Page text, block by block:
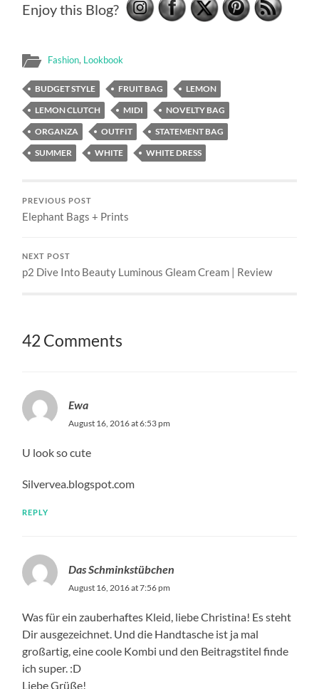
Enjoy this Blog?
Fashion, Lookbook
BUDGET STYLE FRUIT BAG
LEMON
LEMON CLUTCH
MIDI
NOVELTY BAG
ORGANZA
OUTFIT
STATEMENT BAG
SUMMER
WHITE WHITE DRESS
PREVIOUS POST
Elephant Bags + Prints
NEXT POST
p2 Dive Into Beauty Luminous Gleam Cream | Review
42 Comments
Ewa
August 16, 2016 at 6:53 pm
U look so cute
Silvervea.blogspot.com
REPLY
Das Schminkstübchen
August 16, 2016 at 7:56 pm
Was für ein zauberhaftes Kleid, liebe Christina! Es steht
Dir ausgezeichnet. Und die Handtasche ist ja mal
großartig, eine coole Kombi und den Beitragstitel finde
ich super. :D
Liebe Grüße!